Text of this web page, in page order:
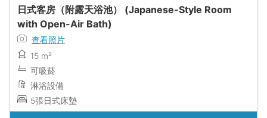
日式客房（附露天浴池） (Japanese-Style Room
with Open-Air Bath)
查看照片
15 m²
可吸菸
淋浴設備
5張日式床墊